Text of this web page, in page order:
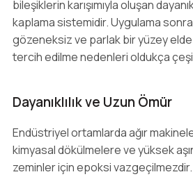
bileşiklerin karışımıyla oluşan
kaplama sistemidir. Uygulama
gözeneksiz ve parlak bir yüzey
tercih edilme nedenleri oldukça
Dayanıklılık ve Uzun Ömür
Endüstriyel ortamlarda ağır
kimyasal dökülmelere ve yüksek
zeminler için epoksi